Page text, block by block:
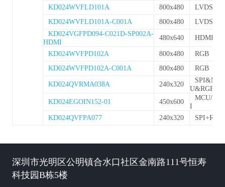
KD024WVFLD101A
800x480
LVDS
KD024WVFLD101A-C001A
800x480
LVDS
KD024VGFPD094-C021D-SP002A-
HDMI
480x640
HDMI
KD024WVFPD102A
800x480
RGB
KD024WVFPD102A-C001A
800x480
RGB
KD024QVRMA038A
240x320
SPI&MC
U&RGB
KD024EGOIN152-01
450x600
MCU/MIP
I
KD024QVFPA077
240x320 SPI+RGB
深圳市光明区公明镇合水口社区金南路111号恒寿
科技园B栋5楼